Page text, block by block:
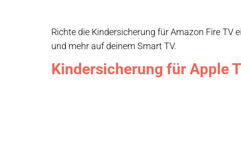
Richte die Kindersicherung für Amazon Fire TV
und mehr auf deinem Smart TV.
Kindersicherung für Apple